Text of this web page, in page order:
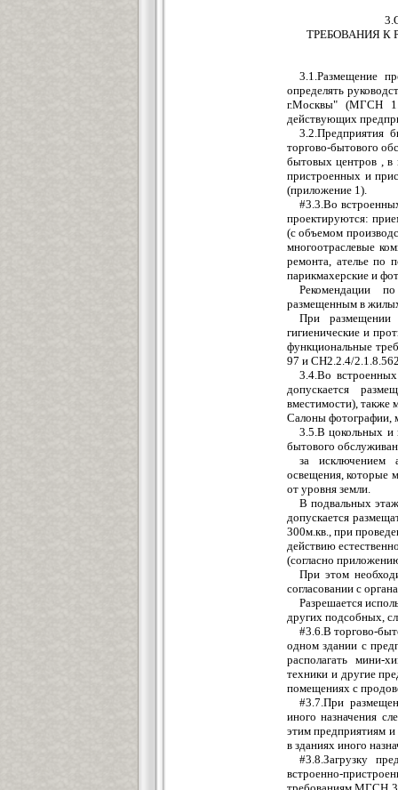
ТРЕБОВАНИЯ
3.1.Размещение
определять
г.Москвы" (МГСН
действующих
3.2.Предприятия
торгово-бытового
бытовых центров , в
пристроенных и
(приложение 1).
#3.3.Во
проектируются:
(с объемом
многоотраслевые
ремонта, ателье по
парикмахерские и
Рекомендации
размещенным в
При размещении
гигиенические и
функциональные
97 и СН2.2.4/
3.4.Во
допускается
вместимости), также
Салоны фотографии,
3.5.В цокольных и
бытового
за исключением
освещения, которые
от уровня земли.
В подвальных
допускается
300м.кв., при
действию
(согласно
При этом
согласовании с
Разрешается
других подсобных,
#3.6.В торгово-
одном здании с
располагать мини-
техники и другие
помещениях с
#3.7.При
иного назначения
этим предприятиям
в зданиях иного
#3.8.Загрузку
встроенно-